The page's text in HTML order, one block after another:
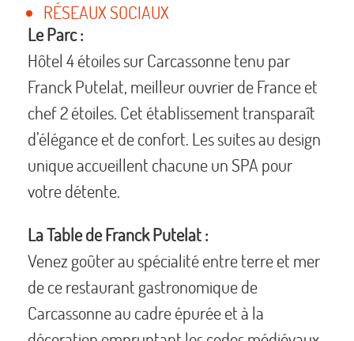
RÉSEAUX SOCIAUX
Le Parc :
Hôtel 4 étoiles sur Carcassonne tenu par
Franck Putelat, meilleur ouvrier de France et
chef 2 étoiles. Cet établissement transparaît
d’élégance et de confort. Les suites au design
unique accueillent chacune un SPA pour
votre détente.
La Table de Franck Putelat :
Venez goûter au spécialité entre terre et mer
de ce restaurant gastronomique de
Carcassonne au cadre épurée et à la